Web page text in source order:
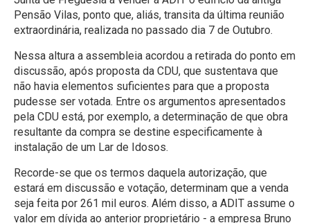
Pensão Vilas, ponto que, aliás, transita da última reunião
extraordinária, realizada no passado dia 7 de Outubro.
Nessa altura a assembleia acordou a retirada do ponto em
discussão, após proposta da CDU, que sustentava que
não havia elementos suficientes para que a proposta
pudesse ser votada. Entre os argumentos apresentados
pela CDU está, por exemplo, a determinação de que obra
resultante da compra se destine especificamente à
instalação de um Lar de Idosos.
Recorde-se que os termos daquela autorização, que
estará em discussão e votação, determinam que a venda
seja feita por 261 mil euros. Além disso, a ADIT assume o
valor em dívida ao anterior proprietário - a empresa Bruno